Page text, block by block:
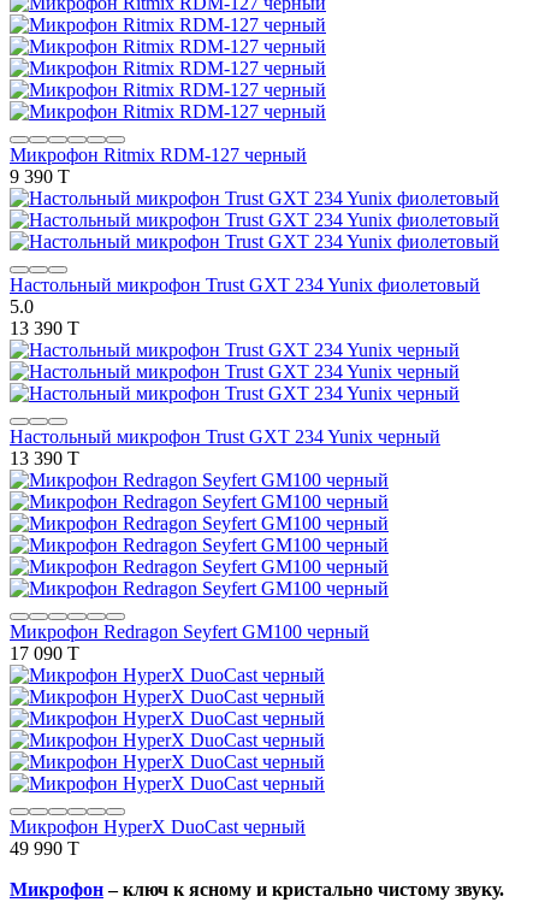
Микрофон Ritmix RDM-127 черный
9 390 T
Настольный микрофон Trust GXT 234 Yunix фиолетовый
5.0
13 390 T
Настольный микрофон Trust GXT 234 Yunix черный
13 390 T
Микрофон Redragon Seyfert GM100 черный
17 090 T
Микрофон HyperX DuoCast черный
49 990 T
Микрофон– ключ к ясному и кристально чистому звуку.